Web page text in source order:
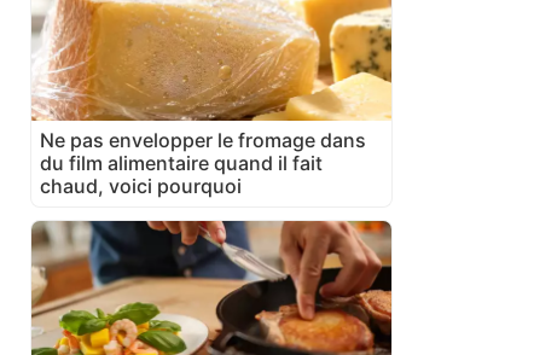
Ne pas envelopper le fromage dans
du film alimentaire quand il fait
chaud, voici pourquoi